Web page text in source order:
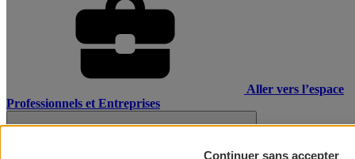
Aller vers l’espace
Professionnels et Entreprises
Continuer sans accepter